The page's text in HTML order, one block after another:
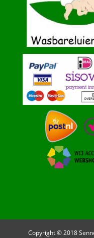
Copyright © 2018